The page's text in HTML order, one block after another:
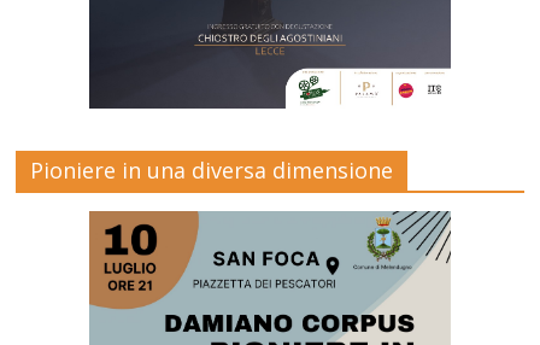
Pioniere in una diversa dimensione